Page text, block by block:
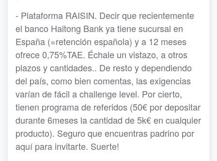
- Plataforma RAISIN. Decir que recientemente
el banco Haitong Bank ya tiene sucursal en
España (=retención española) y a 12 meses
ofrece 0,75%TAE. Échale un vistazo, a otros
plazos y cantidades.. De resto y dependiendo
del país, como bien comentas, las exigencias
varían de fácil a challenge level. Por cierto,
tienen programa de referidos (50€ por depositar
durante 6meses la cantidad de 5k€ en cualquier
producto). Seguro que encuentras padrino por
aquí para invitarte. Suerte!